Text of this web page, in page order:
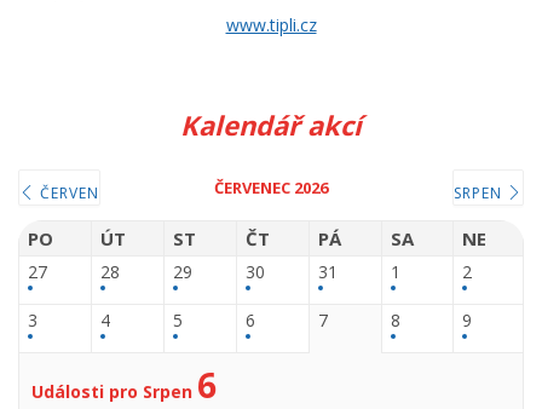
www.tipli.cz
Kalendář akcí
ČERVEN ČERVENEC 2026 SRPEN
PO ÚT ST ČT PÁ SA NE
27 28 29 30 31 1 2
3 4 5 6 7 8 9
Události pro Srpen 6